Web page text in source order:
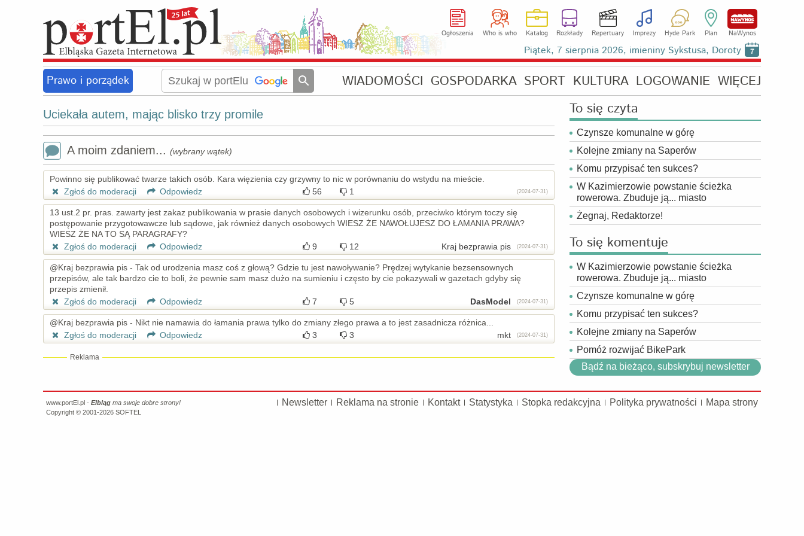
Ogłoszenia Who is who Katalog Rozkłady Repertuary Imprezy Hyde Park Plan NaWynos
Piątek, 7 sierpnia 2026, imieniny Sykstusa, Doroty 7
Prawo i porządek WIADOMOŚCI GOSPODARKA SPORT KULTURA LOGOWANIE WIĘCEJ
Uciekała autem, mając blisko trzy promile
A moim zdaniem... (wybrany wątek)
Powinno się publikować twarze takich osób. Kara więzienia czy grzywny to nic w porównaniu do wstydu na mieście.
Zgłoś do moderacji
Odpowiedz 56 1 (2024-07-31)
13 ust.2 pr. pras. zawarty jest zakaz publikowania w prasie danych osobowych i wizerunku osób, przeciwko którym toczy się
postępowanie przygotowawcze lub sądowe, jak również danych osobowych WIESZ ŻE NAWOŁUJESZ DO ŁAMANIA PRAWA?
WIESZ ŻE NA TO SĄ PARAGRAFY?
Zgłoś do moderacji
Odpowiedz 9 12 Kraj bezprawia pis (2024-07-31)
@Kraj bezprawia pis - Tak od urodzenia masz coś z głową? Gdzie tu jest nawoływanie? Prędzej wytykanie bezsensownych
przepisów, ale tak bardzo cie to boli, że pewnie sam masz dużo na sumieniu i często by cie pokazywali w gazetach gdyby się
przepis zmienił.
Zgłoś do moderacji
Odpowiedz 7 5 DasModel (2024-07-31)
@Kraj bezprawia pis - Nikt nie namawia do łamania prawa tylko do zmiany złego prawa a to jest zasadnicza różnica...
Zgłoś do moderacji
Odpowiedz 3 3 mkt (2024-07-31)
Reklama
To się czyta
Czynsze komunalne w górę
Kolejne zmiany na Saperów
Komu przypisać ten sukces?
W Kazimierzowie powstanie ścieżka
rowerowa. Zbuduje ją... miasto
Żegnaj, Redaktorze!
To się komentuje
W Kazimierzowie powstanie ścieżka
rowerowa. Zbuduje ją... miasto
Czynsze komunalne w górę
Komu przypisać ten sukces?
Kolejne zmiany na Saperów
Pomóż rozwijać BikePark
Bądź na bieżąco, subskrybuj newsletter
Newsletter Reklama na stronie Kontakt Statystyka Stopka redakcyjna Polityka prywatności Mapa strony
www.portEl.pl - Elbląg ma swoje dobre strony!
Copyright © 2001-2026 SOFTEL